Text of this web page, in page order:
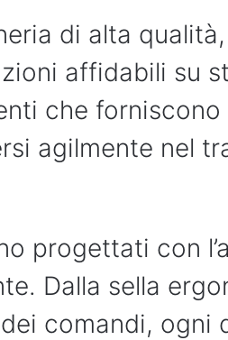
di alta
affidabili su
che forniscono
agilmente nel
progettati con
Dalla sella
comandi, ogni